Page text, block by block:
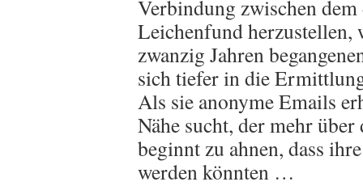
Verbindung zwischen
Leichenfund herzustellen,
zwanzig Jahren
sich tiefer in die
Als sie anonyme Emails
Nähe sucht, der mehr
beginnt zu ahnen, dass
werden könnten …